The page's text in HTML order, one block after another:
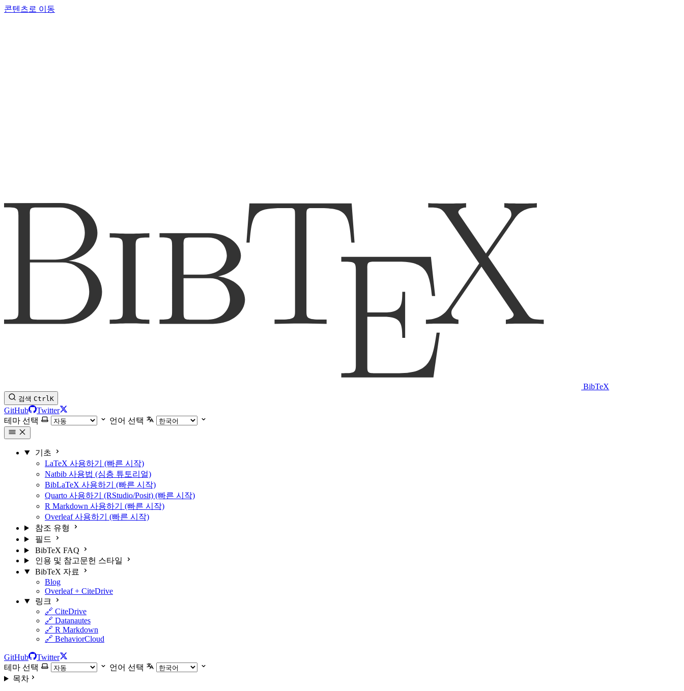
콘텐츠로 이동
BibTeX
검색 CtrlK
GitHub
Twitter
테마 선택
언어 선택
기초
LaTeX 사용하기 (빠른 시작)
Natbib 사용법 (심층 튜토리얼)
BibLaTeX 사용하기 (빠른 시작)
Quarto 사용하기 (RStudio/Posit) (빠른 시작)
R Markdown 사용하기 (빠른 시작)
Overleaf 사용하기 (빠른 시작)
참조 유형
필드
BibTeX FAQ
인용 및 참고문헌 스타일
BibTeX 자료
Blog
Overleaf + CiteDrive
링크
🔗 CiteDrive
🔗 Datanautes
🔗 R Markdown
🔗 BehaviorCloud
GitHub
Twitter
테마 선택
언어 선택
목차